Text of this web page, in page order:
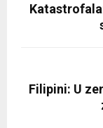
Filipini: U